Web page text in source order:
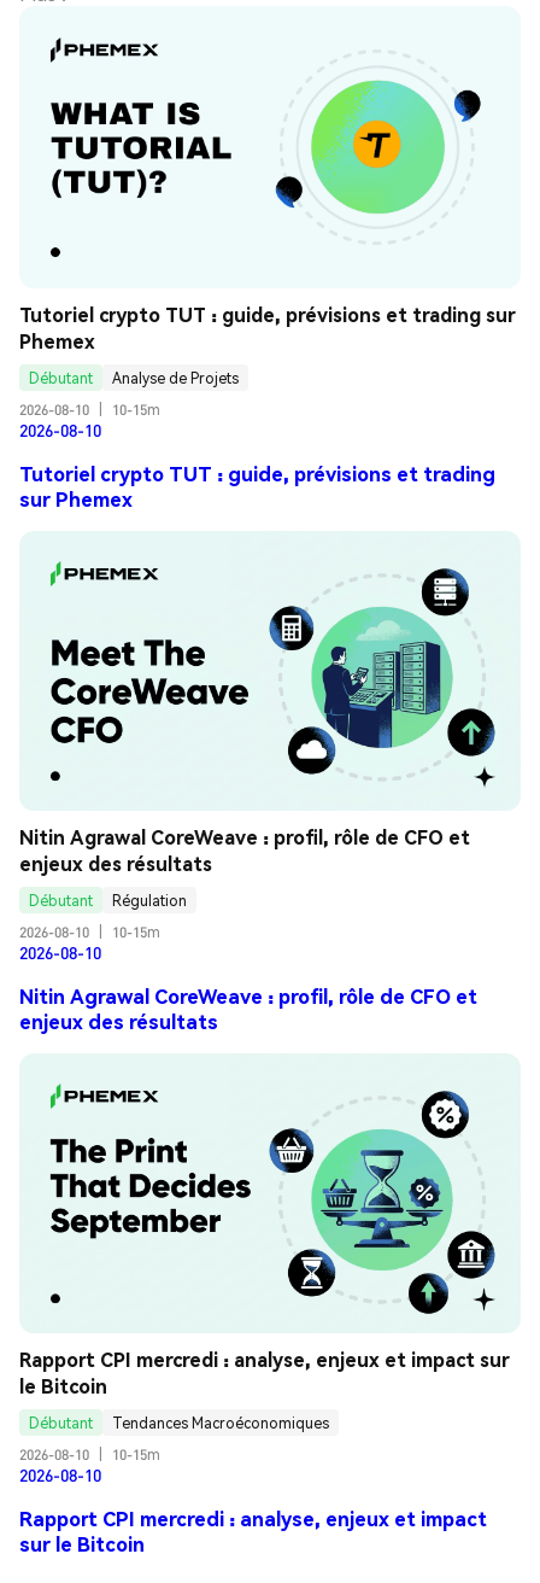
Tutoriel crypto TUT : guide, prévisions et trading sur
Phemex
Débutant
Analyse de Projets
2026-08-10
10-15m
2026-08-10
Tutoriel crypto TUT : guide, prévisions et trading
sur Phemex
Nitin Agrawal CoreWeave : profil, rôle de CFO et
enjeux des résultats
Débutant
Régulation
2026-08-10
10-15m
2026-08-10
Nitin Agrawal CoreWeave : profil, rôle de CFO et
enjeux des résultats
Rapport CPI mercredi : analyse, enjeux et impact sur
le Bitcoin
Débutant
Tendances Macroéconomiques
2026-08-10
10-15m
2026-08-10
Rapport CPI mercredi : analyse, enjeux et impact
sur le Bitcoin